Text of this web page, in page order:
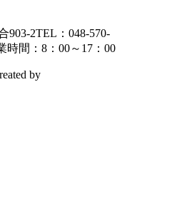
903-2TEL：048-570-
時間：8：00～17：00
by